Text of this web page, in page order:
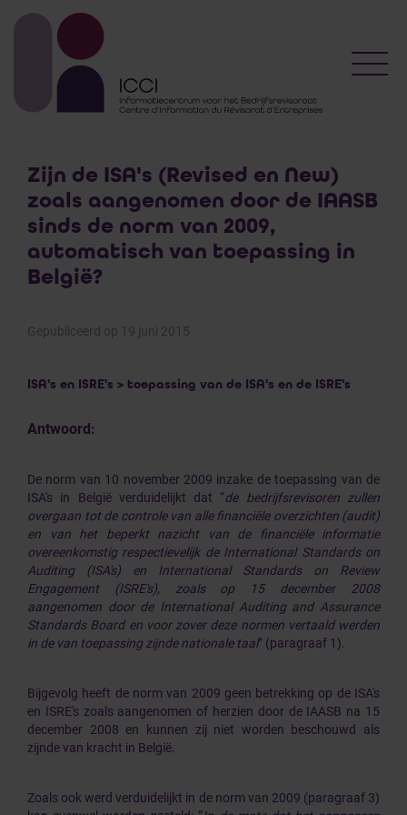
Zijn de ISA's (Revised en New)
zoals aangenomen door de IAASB
sinds de norm van 2009,
automatisch van toepassing in
België?
Gepubliceerd op 19 juni 2015
ISA's en ISRE's > toepassing van de ISA's en de ISRE's
Antwoord:
De norm van 10 november 2009 inzake de toepassing van de
ISA's in Belgiëverduidelijkt dat “de bedrijfsrevisoren zullen
overgaan tot de controle van alle financiële overzichten (audit)
en van het beperkt nazicht van de financiële informatie
overeenkomstig respectievelijk de International Standards on
Auditing (ISA's) en International Standards on Review
Engagement (ISRE's), zoals op 15 december 2008
aangenomen door de International Auditing and Assurance
Standards Board en voor zover deze normen vertaald werden
in de van toepassing zijnde nationale taal” (paragraaf 1).
Bijgevolg heeft de norm van 2009 geen betrekking op de ISA's
en ISRE's zoals aangenomen of herzien door de IAASB na 15
december 2008 en kunnen zij niet worden beschouwd als
zijnde van kracht in België.
Zoals ook werd verduidelijkt in de norm van 2009 (paragraaf 3)